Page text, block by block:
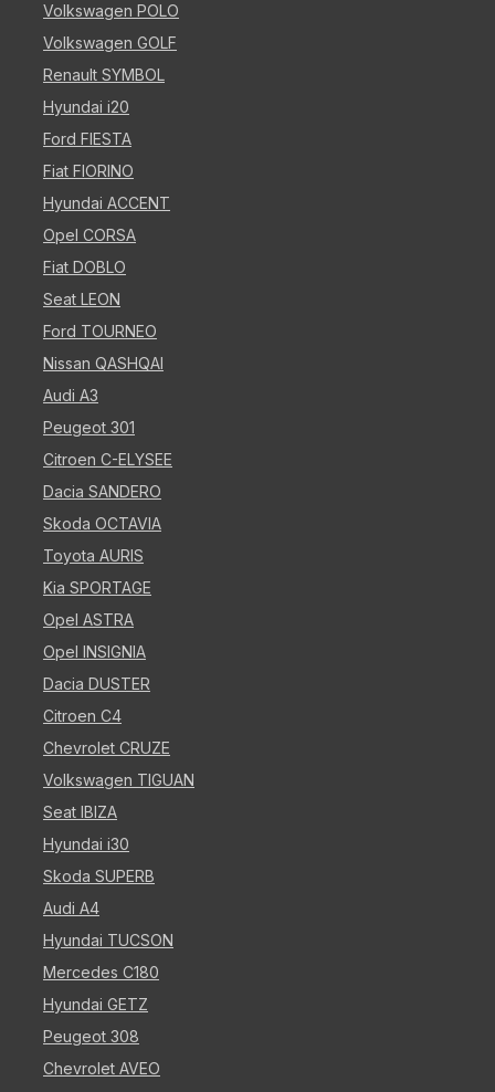
Volkswagen POLO
Volkswagen GOLF
Renault SYMBOL
Hyundai i20
Ford FIESTA
Fiat FIORINO
Hyundai ACCENT
Opel CORSA
Fiat DOBLO
Seat LEON
Ford TOURNEO
Nissan QASHQAI
Audi A3
Peugeot 301
Citroen C-ELYSEE
Dacia SANDERO
Skoda OCTAVIA
Toyota AURIS
Kia SPORTAGE
Opel ASTRA
Opel INSIGNIA
Dacia DUSTER
Citroen C4
Chevrolet CRUZE
Volkswagen TIGUAN
Seat IBIZA
Hyundai i30
Skoda SUPERB
Audi A4
Hyundai TUCSON
Mercedes C180
Hyundai GETZ
Peugeot 308
Chevrolet AVEO